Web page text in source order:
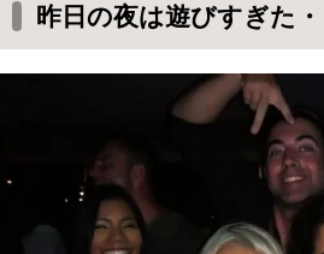
昨日の夜は遊びすぎた・